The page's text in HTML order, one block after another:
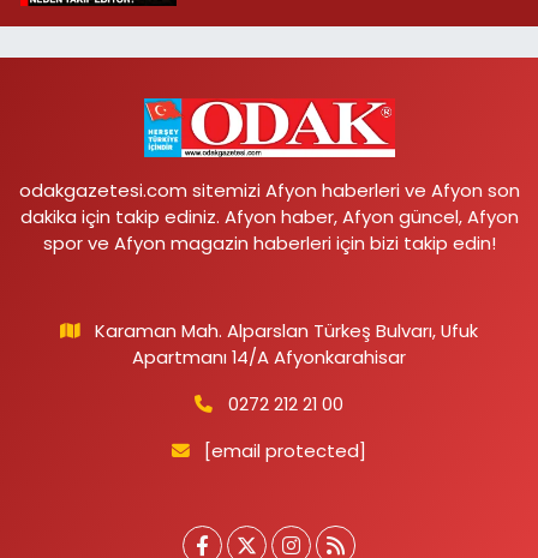
odakgazetesi.com sitemizi Afyon haberleri ve Afyon son
dakika için takip ediniz. Afyon haber, Afyon güncel, Afyon
spor ve Afyon magazin haberleri için bizi takip edin!
Karaman Mah. Alparslan Türkeş Bulvarı, Ufuk
Apartmanı 14/A Afyonkarahisar
0272 212 21 00
[email protected]